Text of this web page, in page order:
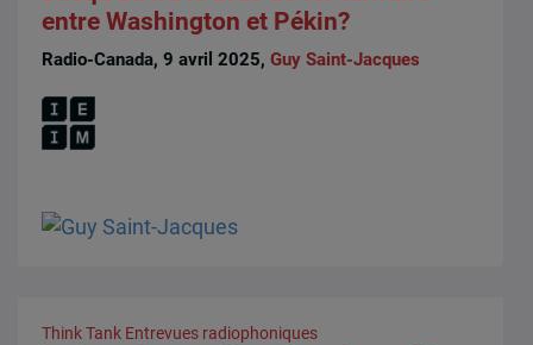
entre Washington et Pékin?
Radio-Canada, 9 avril 2025,Guy Saint-Jacques
Think Tank Entrevues radiophoniques